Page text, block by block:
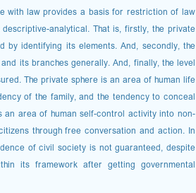
with law provides a basis for restriction of law
analytical. That is, firstly, the private
identifying its elements. And, secondly, the
its branches generally. And, finally, the level
The private sphere is an area of human life
of the family, and the tendency to conceal
area of human self-control activity into non-
through free conversation and action. In
of civil society is not guaranteed, despite
its framework after getting governmental